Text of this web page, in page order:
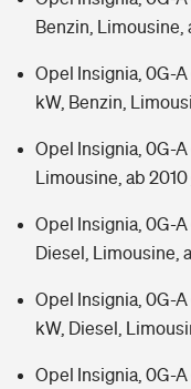
Benzin, Limousine,
Opel Insignia, 0G-
kW, Benzin,
Opel Insignia, 0G-A
Limousine, ab 2010
Opel Insignia, 0G-A
Diesel, Limousine,
Opel Insignia, 0G-A
kW, Diesel,
Opel Insignia, 0G-A